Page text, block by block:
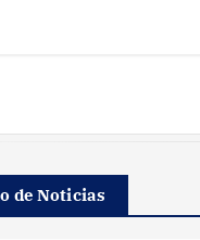
de Noticias